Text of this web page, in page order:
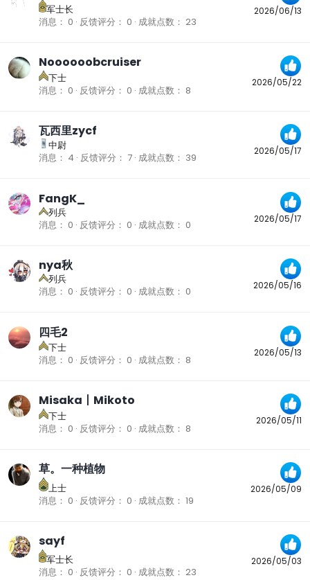
2026/06/13
军士长
消息
0 反馈评分 0 成就点数 23
2026/05/22
Noooooobcruiser
下士
消息
0 反馈评分 0 成就点数 8
2026/05/17
瓦西里zycf
中尉
消息
4 反馈评分 7 成就点数 39
2026/05/17
FangK_
列兵
消息
0 反馈评分 0 成就点数 0
2026/05/16
nya秋
列兵
消息
0 反馈评分 0 成就点数 0
2026/05/13
四毛2
下士
消息
0 反馈评分 0 成就点数 8
2026/05/11
Misaka丨Mikoto
下士
消息
0 反馈评分 0 成就点数 8
2026/05/09
草。一种植物
上士
消息
0 反馈评分 0 成就点数 19
2026/05/03
sayf
军士长
消息
0 反馈评分 0 成就点数 23